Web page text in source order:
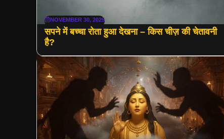
NOVEMBER 30, 2025
सपने में बच्चा रोता हुआ देखना – किस चीज़ की चेतावनी
है?